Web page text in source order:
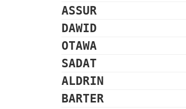
ASSUR
DAWID
OTAWA
SADAT
ALDRIN
BARTER